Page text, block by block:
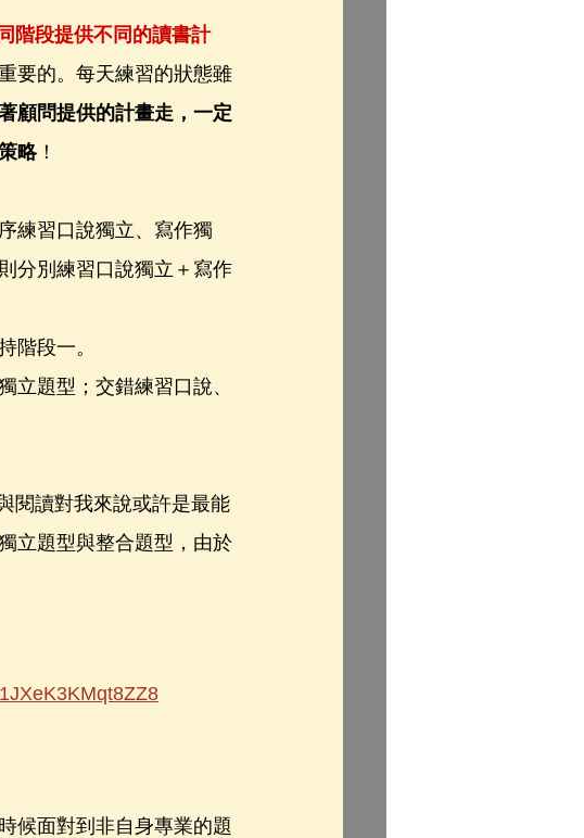
階段提供不同的讀書計
要的。每天練習的狀態雖
顧問提供的計畫走，一定
略！
練習口說獨立、寫作獨
分別練習口說獨立＋寫作
階段一。
立題型；交錯練習口說、
閱讀對我來說或許是最能
立題型與整合題型，由於
候面對到非自身專業的題